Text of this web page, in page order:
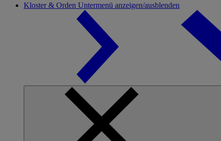
Kloster & Orden Untermenü anzeigen/ausblenden